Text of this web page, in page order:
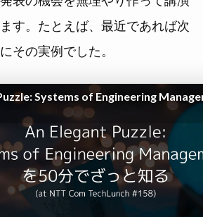
す。たとえば、最近であれば次
その実例でした。